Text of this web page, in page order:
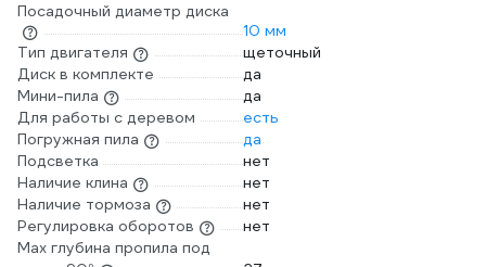
Посадочный диаметр диска
10 мм
Тип двигателя
щеточный
Диск в комплекте
да
Мини-пила
да
Для работы с деревом
есть
Погружная пила
да
Подсветка
нет
Наличие клина
нет
Наличие тормоза
нет
Регулировка оборотов
нет
Max глубина пропила под